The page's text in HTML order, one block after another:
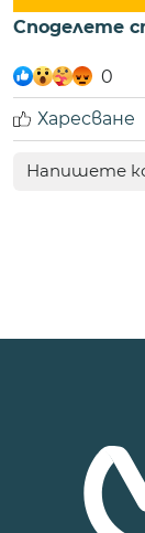
Споделете
0
Харесване